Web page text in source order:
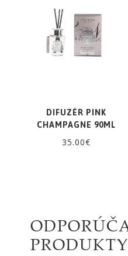
DIFUZÉR PINK
CHAMPAGNE 90ML
35.00€
PRODUKTY